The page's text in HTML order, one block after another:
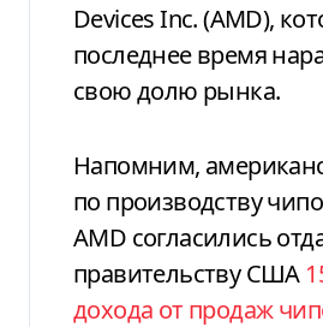
Devices Inc. (AMD),
последнее время
свою долю рынка.
Напомним,
по производству
AMD согласились
правительству США
дохода от продаж